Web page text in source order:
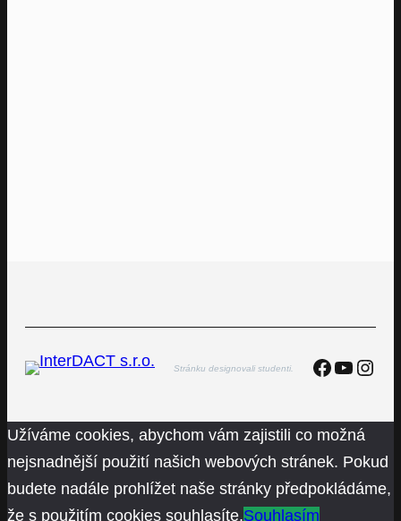
Stránku designovali studenti.
Užíváme cookies, abychom vám zajistili co možná
nejsnadnější použití našich webových stránek. Pokud
budete nadále prohlížet naše stránky předpokládáme,
že s použitím cookies souhlasíte.Souhlasím